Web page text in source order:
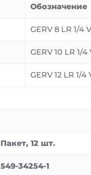
Обозначение
GERV 8 LR 1/4 V
GERV 10 LR 1/4
GERV 12 LR 1/4
Пакет, 12 шт.
549-34254-1